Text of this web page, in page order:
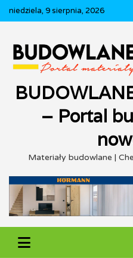
Skipniedziela, 9 sierpnia, 2026
– Portal
Materiały budowlane |